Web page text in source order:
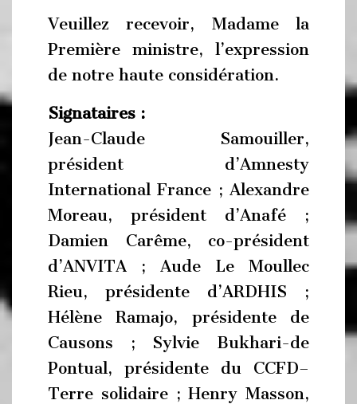
Veuillez recevoir, Madame la
Première ministre, l’expression
de notre haute considération.
Signataires :
Jean-Claude Samouiller,
président d’Amnesty
International France ; Alexandre
Moreau, président d’Anafé ;
Damien Carême, co-président
d’ANVITA ; Aude Le Moullec
Rieu, présidente d’ARDHIS ;
Hélène Ramajo, présidente de
Causons ; Sylvie Bukhari-de
Pontual, présidente du CCFD–
Terre solidaire ; Henry Masson,